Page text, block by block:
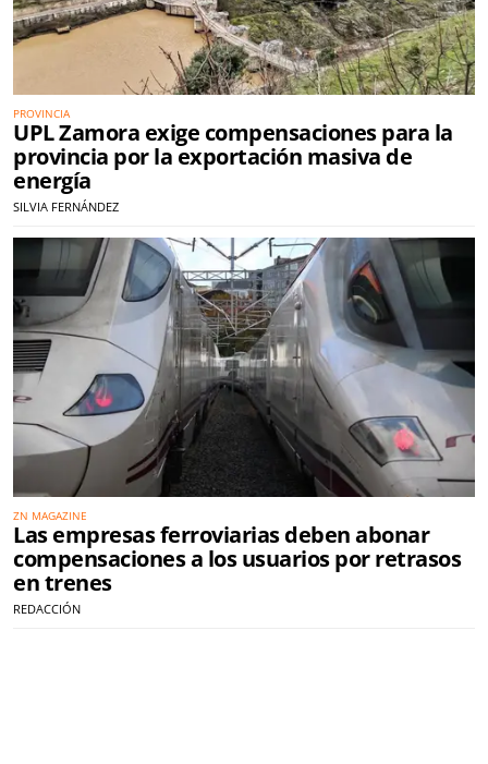
PROVINCIA
UPL Zamora exige compensaciones para la
provincia por la exportación masiva de
energía
SILVIA FERNÁNDEZ
ZN MAGAZINE
Las empresas ferroviarias deben abonar
compensaciones a los usuarios por retrasos
en trenes
REDACCIÓN